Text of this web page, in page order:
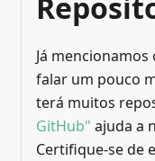
Já
falar um pouco
terá muitos
GitHub" ajuda a
Certifique-se de